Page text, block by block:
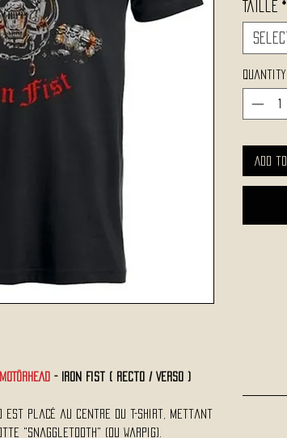
MOTÖRHEAD - Iron Fist ( Recto / Verso )
est placé au centre du t-shirt, mettant
"Snaggletooth" (ou Warpig).
Taille *
Select
Quantity
Add